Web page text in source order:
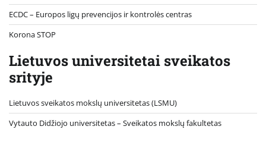
ECDC – Europos ligų prevencijos ir kontrolės centras
Korona STOP
Lietuvos universitetai sveikatos
srityje
Lietuvos sveikatos mokslų universitetas (LSMU)
Vytauto Didžiojo universitetas– Sveikatos mokslų fakultetas